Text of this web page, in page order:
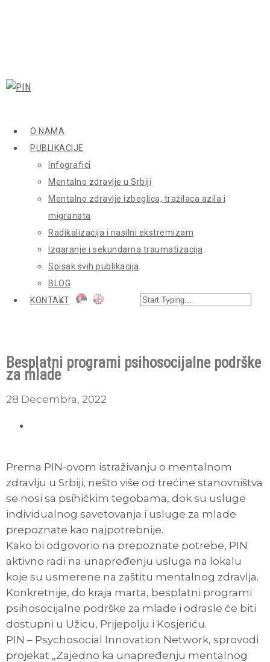
O NAMA
PUBLIKACIJE
Infografici
Mentalno zdravlje u Srbiji
Mentalno zdravlje izbeglica, tražilaca azila i
migranata
Radikalizacija i nasilni ekstremizam
Izgaranje i sekundarna traumatizacija
Spisak svih publikacija
BLOG
KONTAKT
Besplatni programi psihosocijalne podrške
za mlade
28 Decembra, 2022
Prema PIN-ovom istraživanju o mentalnom
zdravlju u Srbiji, nešto više od trećine stanovništva
se nosi sa psihičkim tegobama, dok su usluge
individualnog savetovanja i usluge za mlade
prepoznate kao najpotrebnije.
Kako bi odgovorio na prepoznate potrebe, PIN
aktivno radi na unapređenju usluga na lokalu
koje su usmerene na zaštitu mentalnog zdravlja.
Konkretnije, do kraja marta, besplatni programi
psihosocijalne podrške za mlade i odrasle će biti
dostupni u Užicu, Prijepolju i Kosjeriću.
PIN – Psychosocial Innovation Network, sprovodi
projekat „Zajedno ka unapređenju mentalnog